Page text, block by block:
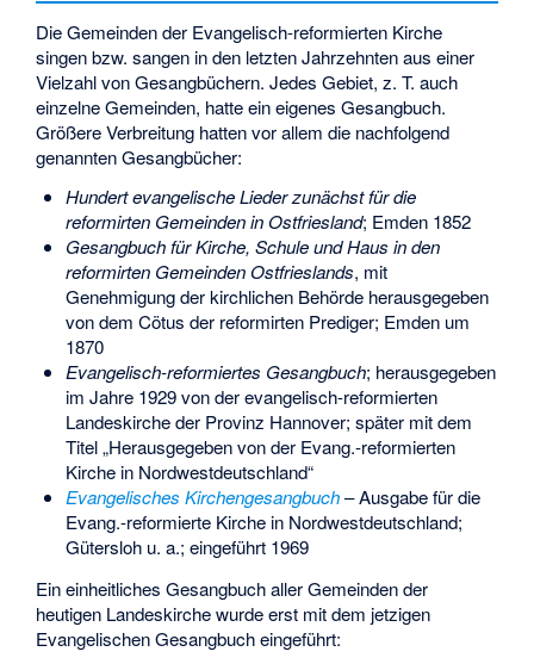
Die Gemeinden der Evangelisch-reformierten Kirche
singen bzw. sangen in den letzten Jahrzehnten aus einer
Vielzahl von Gesangbüchern. Jedes Gebiet, z. T. auch
einzelne Gemeinden, hatte ein eigenes Gesangbuch.
Größere Verbreitung hatten vor allem die nachfolgend
genannten Gesangbücher:
Hundert evangelische Lieder zunächst für die
reformirten Gemeinden in Ostfriesland; Emden 1852
Gesangbuch für Kirche, Schule und Haus in den
reformirten Gemeinden Ostfrieslands, mit
Genehmigung der kirchlichen Behörde herausgegeben
von dem Cötus der reformirten Prediger; Emden um
1870
Evangelisch-reformiertes Gesangbuch; herausgegeben
im Jahre 1929 von der evangelisch-reformierten
Landeskirche der Provinz Hannover; später mit dem
Titel „Herausgegeben von der Evang.-reformierten
Kirche in Nordwestdeutschland“
Evangelisches Kirchengesangbuch– Ausgabe für die
Evang.-reformierte Kirche in Nordwestdeutschland;
Gütersloh u. a.; eingeführt 1969
Ein einheitliches Gesangbuch aller Gemeinden der
heutigen Landeskirche wurde erst mit dem jetzigen
Evangelischen Gesangbuch eingeführt: